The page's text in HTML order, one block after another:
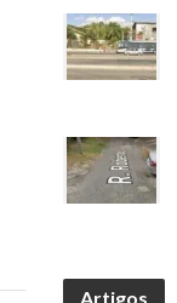
Artigos